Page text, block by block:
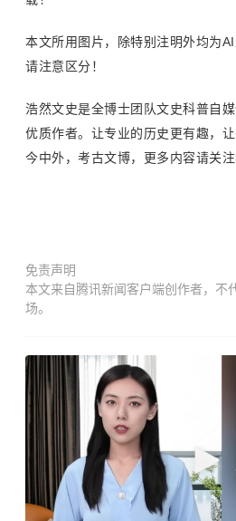
本文所用图片，除特别注明外均为AI
请注意区分！
浩然文史是全博士团队文史科普自
优质作者。让专业的历史更有趣，
今中外，考古文博，更多内容请关注
免责声明
本文来自腾讯新闻客户端创作者，不
场。